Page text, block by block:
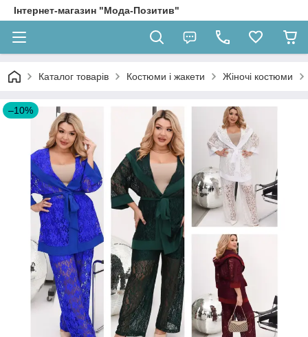
Інтернет-магазин "Мода-Позитив"
Каталог товарів Костюми і жакети Жіночі костюми
–10%